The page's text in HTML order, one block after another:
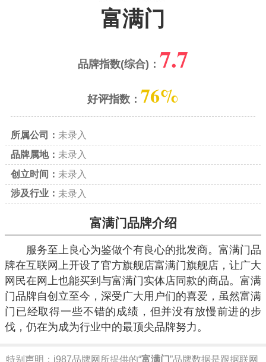
富满门
品牌指数(综合)： 7.7
好评指数： 76%
所属公司： 未录入
品牌属地： 未录入
创立时间： 未录入
涉及行业： 未录入
富满门品牌介绍
服务至上良心为鉴做个有良心的批发商。富满门品
牌在互联网上开设了官方旗舰店富满门旗舰店，让广大
网民在网上也能买到与富满门实体店同款的商品。富满
门品牌自创立至今，深受广大用户们的喜爱，虽然富满
门已经取得一些不错的成绩，但并没有放慢前进的步
伐，仍在为成为行业中的最顶尖品牌努力。
特别声明： i987品牌网所提供的“富满门”品牌数据是跟据联网